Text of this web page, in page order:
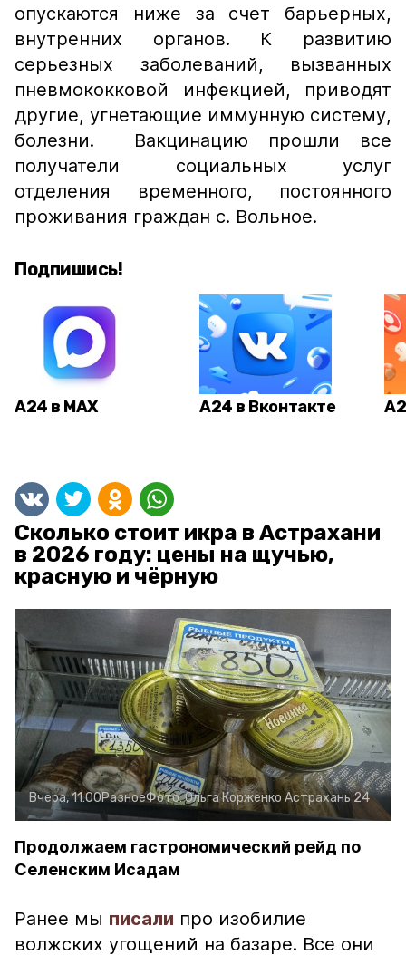
опускаются ниже за счет барьерных,
внутренних органов. К развитию
серьезных заболеваний, вызванных
пневмококковой инфекцией, приводят
другие, угнетающие иммунную систему,
болезни. Вакцинацию прошли все
получатели социальных услуг
отделения временного, постоянного
проживания граждан с. Вольное.
Подпишись!
А24 в MAX А24 в Вконтакте
Сколько стоит икра в Астрахани
в 2026 году: цены на щучью,
красную и чёрную
Вчера, 11:00РазноеФото:Ольга Корженко Астрахань 24
Продолжаем гастрономический рейд по
Селенским Исадам
Ранее мы писали про изобилие
волжских угощений на базаре. Все они